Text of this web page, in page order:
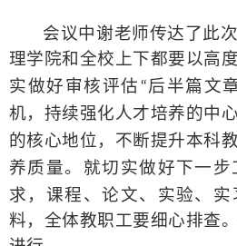
会议中谢老师传达了此
理学院和全校上下都要以高
实做好审核评估 “后半篇文
机，持续强化人才培养的中
的核心地位，不断提升本科
养质量。就切实做好下一步
求，课程、论文、实验、
料，全体教职工要细心排查